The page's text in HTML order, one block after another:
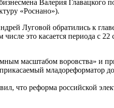
Валерия Главацкого
«Роснано»).
Луговой обратились к
это касается периода с
масштабом воровства» и
младореформатор
что реформа российской